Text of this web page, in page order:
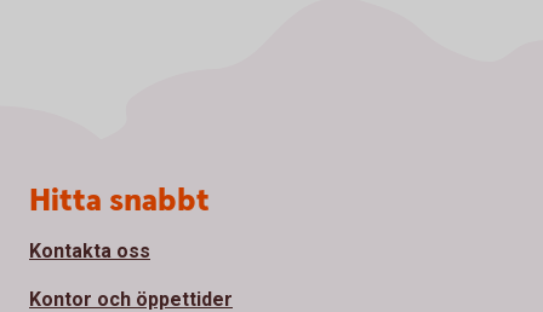
Sidfot
Hitta snabbt
Kontakta oss
Kontor och öppettider